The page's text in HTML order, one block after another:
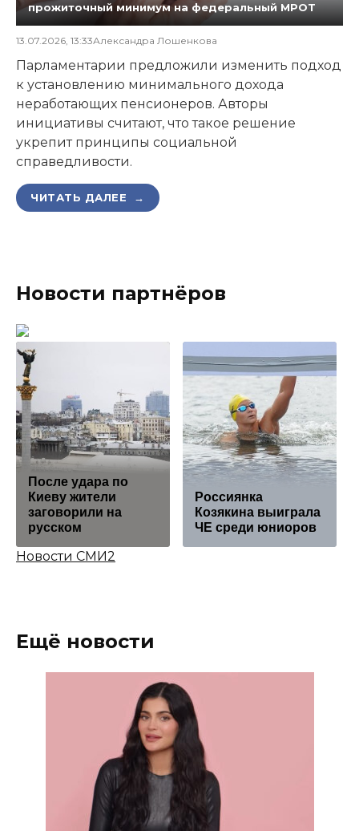
прожиточный минимум на федеральный МРОТ
13.07.2026, 13:33Александра Лошенкова
Парламентарии предложили изменить подход
к установлению минимального дохода
неработающих пенсионеров. Авторы
инициативы считают, что такое решение
укрепит принципы социальной
справедливости.
ЧИТАТЬ ДАЛЕЕ →
Новости партнёров
После удара по
Киеву жители
заговорили на
русском
Россиянка
Козякина выиграла
ЧЕ среди юниоров
Новости СМИ2
Ещё новости